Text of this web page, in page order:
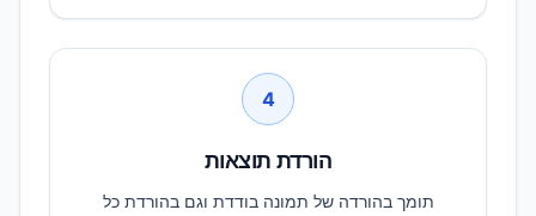
4
הורדת תוצאות
תומך בהורדה של תמונה בודדת וגם בהורדת כל